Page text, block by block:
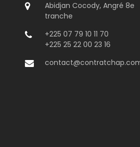
Abidjan Cocody, Angré 8e
tranche
+225 07 79 10 11 70
+225 25 22 00 23 16